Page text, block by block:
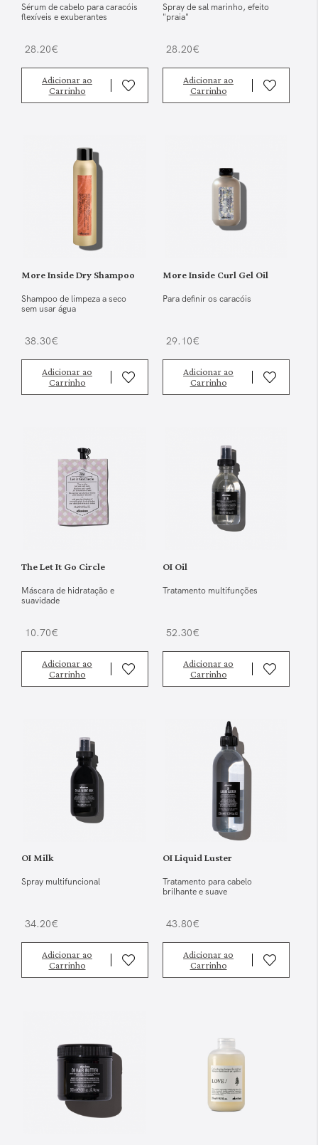
Sérum de cabelo para caracóis
flexíveis e exuberantes
28.20€
Adicionar ao
Carrinho
Spray de sal marinho, efeito
"praia"
28.20€
Adicionar ao
Carrinho
More Inside Dry Shampoo
Shampoo de limpeza a seco
sem usar água
38.30€
Adicionar ao
Carrinho
More Inside Curl Gel Oil
Para definir os caracóis
29.10€
Adicionar ao
Carrinho
The Let It Go Circle
Máscara de hidratação e
suavidade
10.70€
Adicionar ao
Carrinho
OI Oil
Tratamento multifunções
52.30€
Adicionar ao
Carrinho
OI Milk
Spray multifuncional
34.20€
Adicionar ao
Carrinho
OI Liquid Luster
Tratamento para cabelo
brilhante e suave
43.80€
Adicionar ao
Carrinho